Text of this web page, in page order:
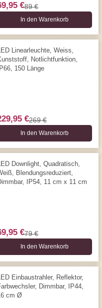
€89 €
In den Warenkorb
LED Linearleuchte, Weiss,
Notlichtfunktion,
IP66, 150 Länge
€269 €
In den Warenkorb
LED Downlight, Quadratisch,
Blendungsreduziert,
IP54, 11 cm x 11 cm
€79 €
In den Warenkorb
LED Einbaustrahler, Reflektor,
Dimmbar, IP44,
cm Ø